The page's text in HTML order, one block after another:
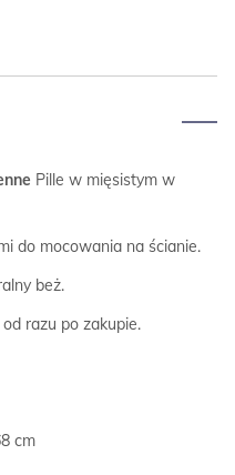
Pille w mięsistym w
do mocowania na ścianie.
beż.
razu po zakupie.
cm